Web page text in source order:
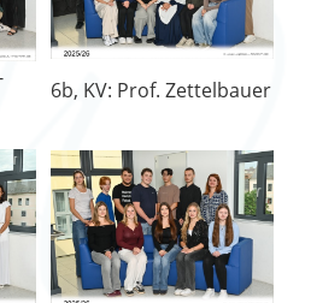
6b, KV: Prof. Zettelbauer